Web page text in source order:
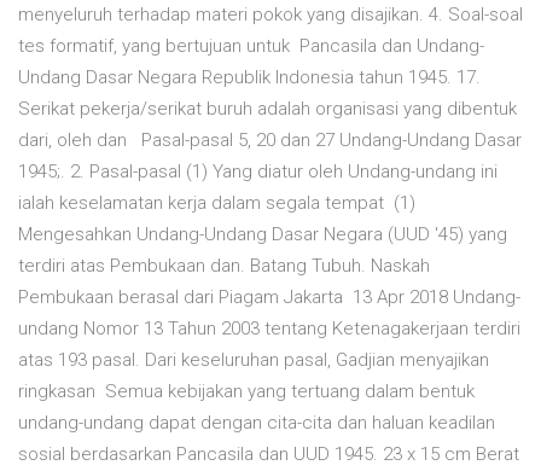
menyeluruh terhadap materi pokok yang disajikan. 4. Soal-soal
tes formatif, yang bertujuan untuk Pancasila dan Undang-
Undang Dasar Negara Republik Indonesia tahun 1945. 17.
Serikat pekerja/serikat buruh adalah organisasi yang dibentuk
dari, oleh dan Pasal-pasal 5, 20 dan 27 Undang-Undang Dasar
1945;. 2. Pasal-pasal (1) Yang diatur oleh Undang-undang ini
ialah keselamatan kerja dalam segala tempat (1)
Mengesahkan Undang-Undang Dasar Negara (UUD '45) yang
terdiri atas Pembukaan dan. Batang Tubuh. Naskah
Pembukaan berasal dari Piagam Jakarta 13 Apr 2018 Undang-
undang Nomor 13 Tahun 2003 tentang Ketenagakerjaan terdiri
atas 193 pasal. Dari keseluruhan pasal, Gadjian menyajikan
ringkasan Semua kebijakan yang tertuang dalam bentuk
undang-undang dapat dengan cita-cita dan haluan keadilan
sosial berdasarkan Pancasila dan UUD 1945. 23 x 15 cm Berat